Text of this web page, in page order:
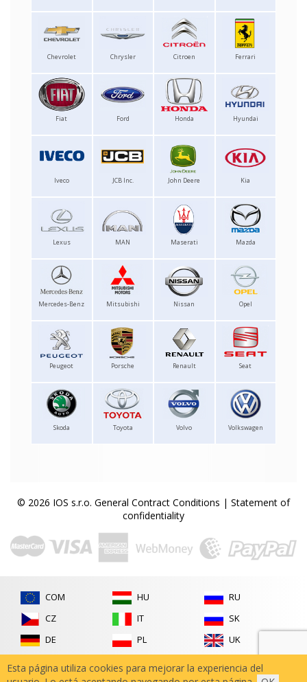
Chevrolet Chrysler Citroen Ferrari
Fiat Ford Honda Hyundai
Iveco JCB Inc. John Deere Kia
Lexus MAN Maserati Mazda
Mercedes-Benz Mitsubishi Nissan Opel
Peugeot Porsche Renault Seat
Skoda Toyota Volvo Volkswagen
© 2026 IOS s.r.o. General Contract Conditions | Statement of
confidentiality
COM
CZ
DE
HU
IT
PL
RU
SK
UK
Esta página utiliza cookies para mejorar la experiencia del